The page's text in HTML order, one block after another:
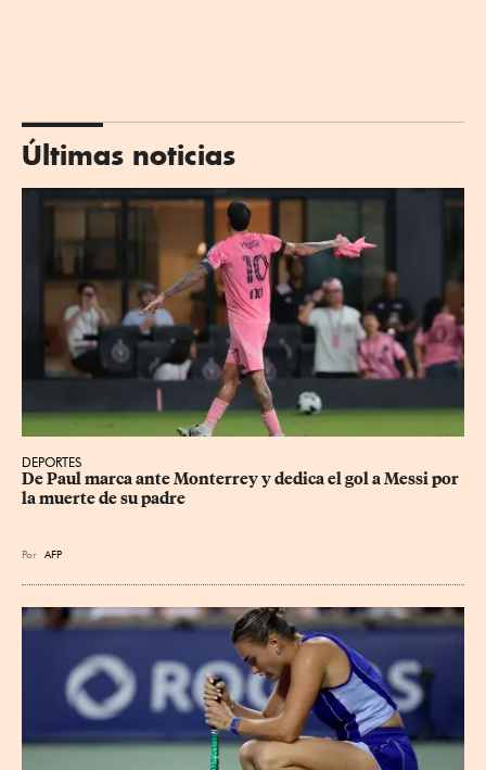
Últimas noticias
DEPORTES
De Paul marca ante Monterrey y dedica el gol a Messi por
la muerte de su padre
Por AFP